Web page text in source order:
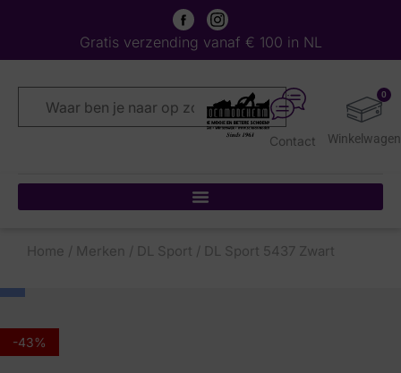
Gratis verzending vanaf € 100 in NL
0
Contact
Home / Merken / DL Sport / DL Sport 5437 Zwart
-43%